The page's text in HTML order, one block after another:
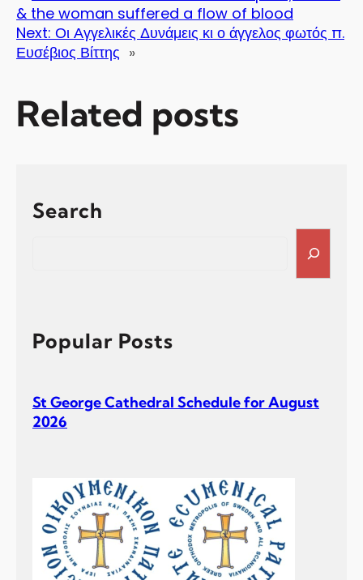
& the woman suffered a flow of blood
Next: Οι Αγγελικές Δυνάμεις κι ο άγγελος φωτός π.
Ευσέβιος Βίττης »
Related posts
Search
h
Popular Posts
St George Cathedral Schedule for August
2026